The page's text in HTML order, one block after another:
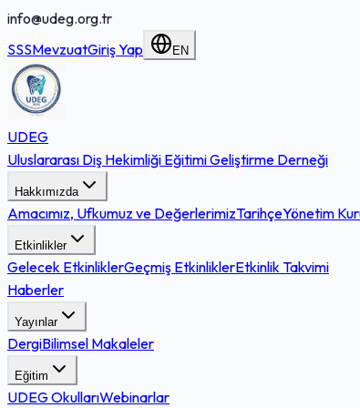
info@udeg.org.tr
SSSMevzuatGiriş Yap EN
UDEG
Uluslararası Diş Hekimliği Eğitimi Geliştirme Derneği
Hakkımızda
Amacımız, Ufkumuz ve DeğerlerimizTarihçeYönetim
Etkinlikler
Gelecek EtkinliklerGeçmiş EtkinliklerEtkinlik Takvimi
Haberler
Yayınlar
DergiBilimsel Makaleler
Eğitim
UDEG OkullarıWebinarlar